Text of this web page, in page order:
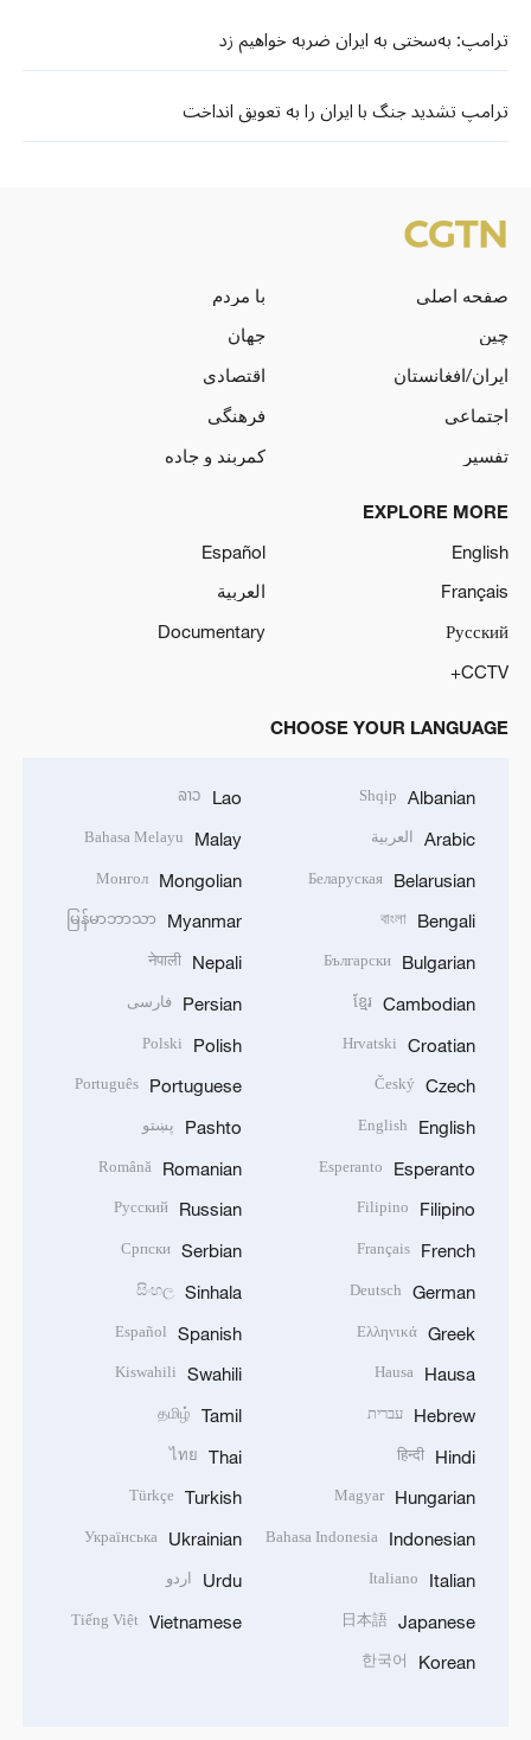
ترامپ: به‌سختی به ایران ضربه خواهیم زد
ترامپ تشدید جنگ با ایران را به تعویق انداخت
صفحه اصلی
با مردم
چین
جهان
ایران/افغانستان
اقتصادی
اجتماعی
فرهنگی
تفسیر
کمربند و جاده
EXPLORE MORE
English
Español
Français
العربية
Русский
Documentary
CCTV+
CHOOSE YOUR LANGUAGE
Albanian
Shqip
Arabic العربية
Belarusian
Беларуская
Bengali
বাংলা
Bulgarian
Български
Cambodian
ខ្មែរ
Croatian
Hrvatski
Czech
Český
English
English
Esperanto
Esperanto
Filipino
Filipino
French
Français
German
Deutsch
Greek
Ελληνικά
Hausa
Hausa
Hebrew עברית
Hindi
हिन्दी
Hungarian
Magyar
Indonesian
Bahasa Indonesia
Italian
Italiano
Japanese
日本語
Korean
한국어
Lao
ລາວ
Malay
Bahasa Melayu
Mongolian
Монгол
Myanmar
မြန်မာဘာသာ
Nepali
नेपाली
Persian فارسی
Polish
Polski
Portuguese
Português
Pashto پښتو
Romanian
Română
Russian
Русский
Serbian
Српски
Sinhala
සිංහල
Spanish
Español
Swahili
Kiswahili
Tamil
தமிழ்
Thai
ไทย
Turkish
Türkçe
Ukrainian
Українська
Urdu اردو
Vietnamese
Tiếng Việt